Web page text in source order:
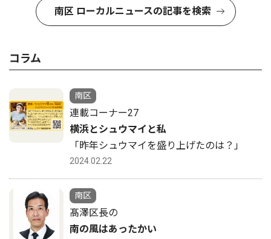
南区 ローカルニュースの記事を検索
コラム
南区
連載コーナー27
横浜とシュウマイと私
「昨年シュウマイを盛り上げたのは？」
2024.02.22
南区
髙澤区長の
南の風はあったかい